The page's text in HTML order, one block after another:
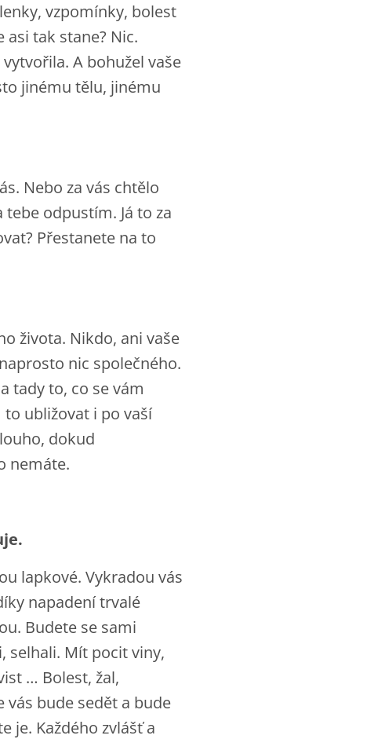
vzpomínky, bolest
asi tak stane? Nic.
A bohužel vaše
jinému tělu, jinému
Nebo za vás chtělo
tebe odpustím. Já to za
Přestanete na to
života. Nikdo, ani vaše
nic společného.
tady to, co se vám
ubližovat i po vaší
dokud
nemáte.
lapkové. Vykradou vás
napadení trvalé
Budete se sami
selhali. Mít pocit viny,
… Bolest, žal,
bude sedět a bude
je. Každého zvlášť a